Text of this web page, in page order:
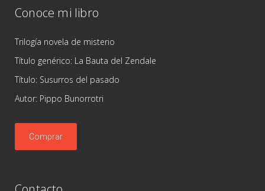
Conoce mi libro
Trilogía novela de misterio
Título genérico: La Bauta del Zendale
Título: Susurros del pasado
Autor: Pippo Bunorrotri
Comprar